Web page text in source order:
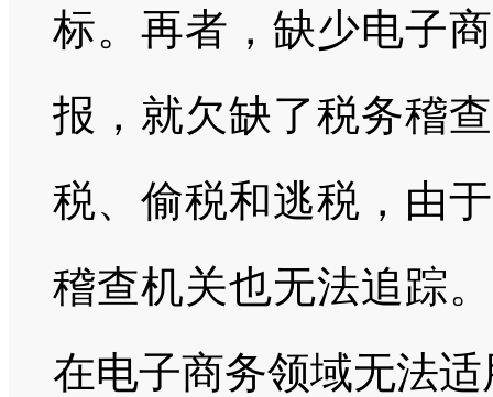
标。再者，缺少电子
报，就欠缺了税务稽
税、偷税和逃税，由
稽查机关也无法追踪
在电子商务领域无法